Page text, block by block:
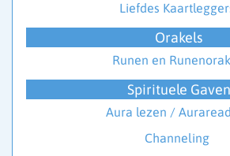
Liefdes
Orakels
Runen en
Spirituele Gaven
Aura lezen /
Channeling